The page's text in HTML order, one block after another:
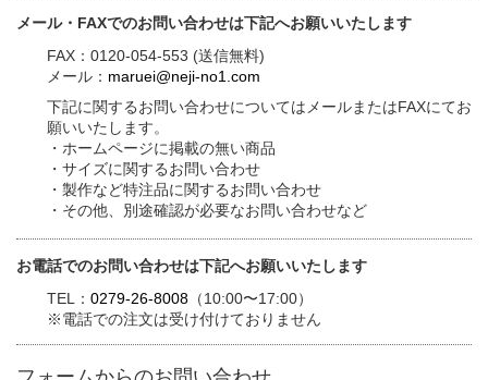
メール・FAXでのお問い合わせは下記へお願いいたします
FAX：0120-054-553 (送信無料)
メール： maruei@neji-no1.com
下記に関するお問い合わせについてはメールまたはFAXにてお
願いいたします。
・ホームページに掲載の無い商品
・サイズに関するお問い合わせ
・製作など特注品に関するお問い合わせ
・その他、別途確認が必要なお問い合わせなど
お電話でのお問い合わせは下記へお願いいたします
TEL： 0279-26-8008 （10:00〜17:00）
※電話での注文は受け付けておりません